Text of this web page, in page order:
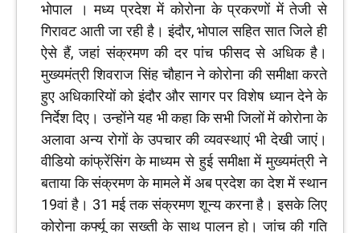
भोपाल । मध्य प्रदेश में कोरोना के प्रकरणों में तेजी से
गिरावट आती जा रही है। इंदौर, भोपाल सहित सात जिले ही
ऐसे हैं, जहां संक्रमण की दर पांच फीसद से अधिक है।
मुख्यमंत्री शिवराज सिंह चौहान ने कोरोना की समीक्षा करते
हुए अधिकारियों को इंदौर और सागर पर विशेष ध्यान देने के
निर्देश दिए। उन्होंने यह भी कहा कि सभी जिलों में कोरोना के
अलावा अन्य रोगों के उपचार की व्यवस्थाएं भी देखी जाएं।
वीडियो कांफ्रेंसिंग के माध्यम से हुई समीक्षा में मुख्यमंत्री ने
बताया कि संक्रमण के मामले में अब प्रदेश का देश में स्थान
19वां है। 31 मई तक संक्रमण शून्य करना है। इसके लिए
कोरोना कर्फ्यू का सख्ती के साथ पालन हो। जांच की गति